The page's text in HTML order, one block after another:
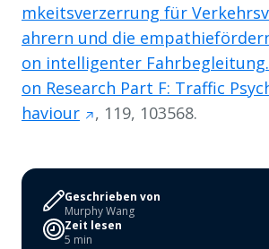
mkeitsverzerrung für
ahrern und die
on intelligenter
on Research Part F: Traffic
haviour
, 119, 103568.
Geschrieben von
Murphy Wang
Zeit lesen
5 min